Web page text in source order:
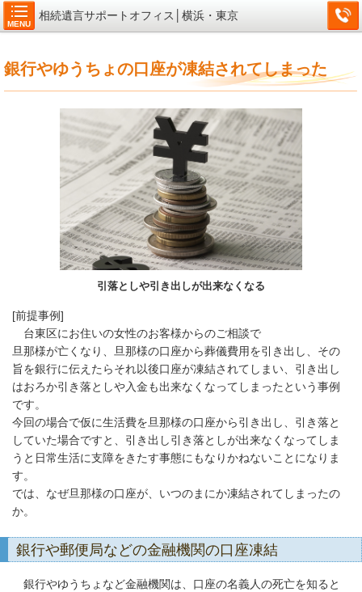
MENU
相続遺言サポートオフィス│横浜・東京
銀行やゆうちょの口座が凍結されてしまった
引落としや引き出しが出来なくなる
[前提事例]
台東区にお住いの女性のお客様からのご相談で
旦那様が亡くなり、旦那様の口座から葬儀費用を引き出し、その
旨を銀行に伝えたらそれ以後口座が凍結されてしまい、引き出し
はおろか引き落としや入金も出来なくなってしまったという事例
です。
今回の場合で仮に生活費を旦那様の口座から引き出し、引き落と
していた場合ですと、引き出し引き落としが出来なくなってしま
うと日常生活に支障をきたす事態にもなりかねないことになりま
す。
では、なぜ旦那様の口座が、いつのまにか凍結されてしまったの
か。
銀行や郵便局などの金融機関の口座凍結
銀行やゆうちょなど金融機関は、口座の名義人の死亡を知ると